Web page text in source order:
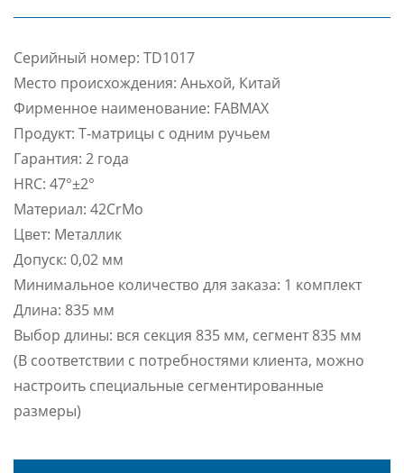
Cерийный номер: TD1017
Место происхождения: Аньхой, Китай
Фирменное наименование: FABMAX
Продукт: Т-матрицы с одним ручьем
Гарантия: 2 года
HRC: 47°±2°
Материал: 42CrMo
Цвет: Металлик
Допуск: 0,02 мм
Минимальное количество для заказа: 1 комплект
Длина: 835 мм
Выбор длины: вся секция 835 мм, сегмент 835 мм
(В соответствии с потребностями клиента, можно
настроить специальные сегментированные
размеры)